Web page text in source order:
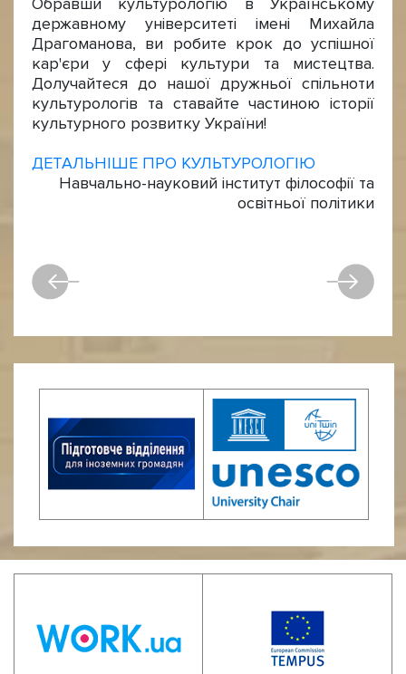
державному університеті імені Михайла
Драгоманова, ви робите крок до успішної
кар'єри у сфері культури та мистецтва.
Долучайтеся до нашої дружньої спільноти
культурологів та ставайте частиною історії
культурного розвитку України!
ДЕТАЛЬНІШЕ ПРО КУЛЬТУРОЛОГІЮ
Навчально-науковий інститут філософії та
освітньої політики